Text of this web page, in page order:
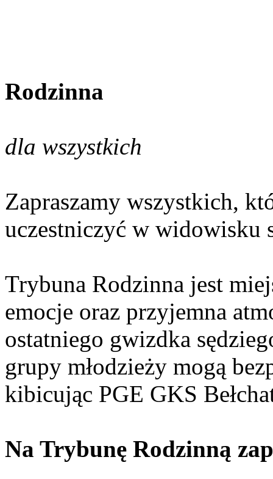
Rodzinna
dla wszystkich
Zapraszamy wszystkich,
uczestniczyć w widowisku
Trybuna Rodzinna jest
emocje oraz przyjemna
ostatniego gwizdka
grupy młodzieży mogą
kibicując PGE GKS
Na Trybunę Rodzinną